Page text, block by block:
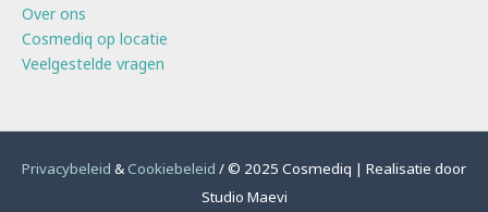
Over ons
Cosmediq op locatie
Veelgestelde vragen
Privacybeleid &Cookiebeleid / © 2025 Cosmediq | Realisatie door
Studio Maevi